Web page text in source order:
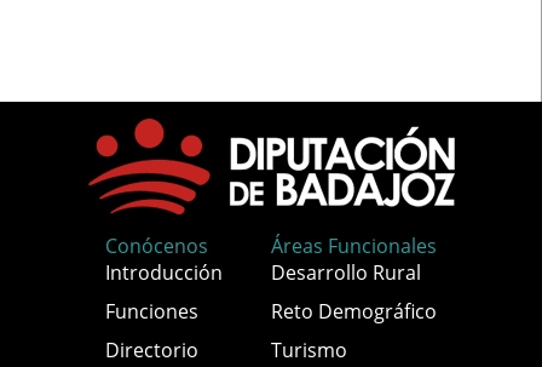
Conócenos
Introducción
Funciones
Directorio
Áreas Funcionales
Desarrollo Rural
Reto Demográfico
Turismo